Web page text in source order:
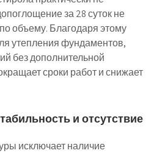
за 28 суток не
объему. Благодаря этому
утепления фундаментов,
без дополнительной
сроки работ и снижает
и отсутствие
исключает наличие